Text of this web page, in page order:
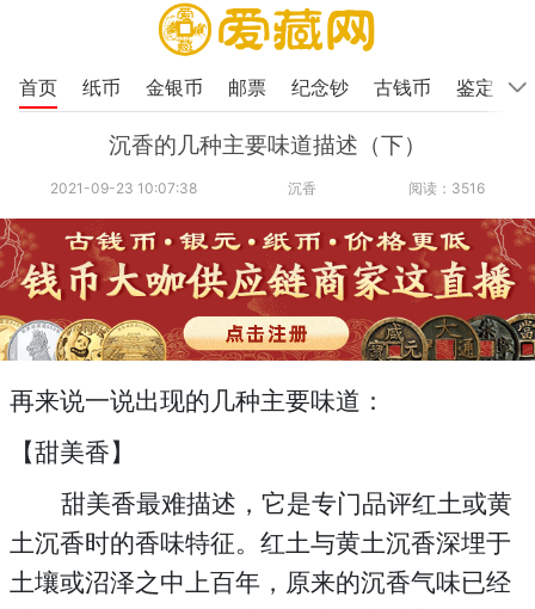
首页 纸币 金银币 邮票 纪念钞 古钱币 鉴定
沉香的几种主要味道描述（下）
2021-09-23 10:07:38 沉香 阅读：3516
再来说一说出现的几种主要味道：
【甜美香】
甜美香最难描述，它是专门品评红土或黄
土沉香时的香味特征。红土与黄土沉香深埋于
土壤或沼泽之中上百年，原来的沉香气味已经